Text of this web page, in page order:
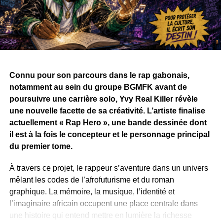
Connu pour son parcours dans le rap gabonais,
notamment au sein du groupe BGMFK avant de
poursuivre une carrière solo, Yvy Real Killer révèle
une nouvelle facette de sa créativité. L’artiste finalise
actuellement « Rap Hero », une bande dessinée dont
il est à la fois le concepteur et le personnage principal
du premier tome.
À travers ce projet, le rappeur s’aventure dans un univers
mêlant les codes de l’afrofuturisme et du roman
graphique. La mémoire, la musique, l’identité et
l’imaginaire africain occupent une place centrale dans
une histoire qui entend mettre en lumière la richesse